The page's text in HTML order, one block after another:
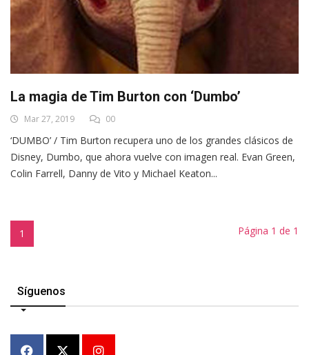
La magia de Tim Burton con ‘Dumbo’
Mar 27, 2019 00
‘DUMBO’ / Tim Burton recupera uno de los grandes clásicos de
Disney, Dumbo, que ahora vuelve con imagen real. Evan Green,
Colin Farrell, Danny de Vito y Michael Keaton...
1 Página 1 de 1
Síguenos